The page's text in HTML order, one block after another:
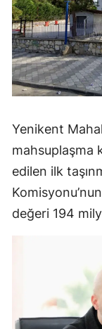
Yenikent
mahsuplaşma
edilen ilk
değeri 194